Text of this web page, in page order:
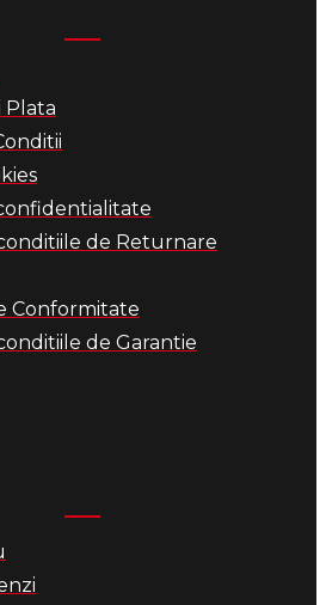
Plata
de Returnare
Conformitate
de Garantie